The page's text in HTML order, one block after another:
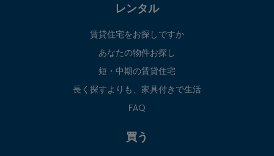
レンタル
賃貸住宅をお探しですか
あなたの物件お探し
短・中期の賃貸住宅
長く探すよりも、家具付きで生活
FAQ
買う